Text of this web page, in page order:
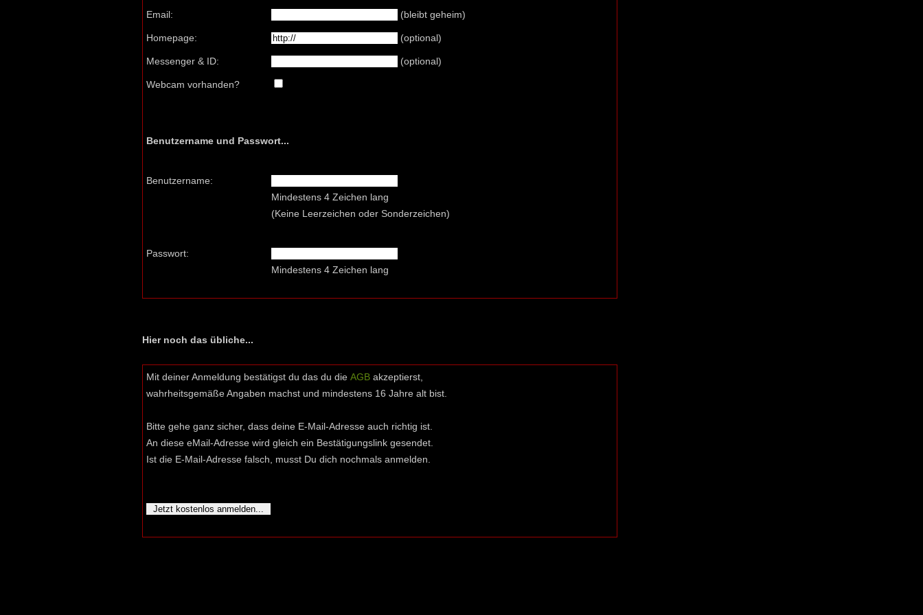
Email: (bleibt geheim)
Homepage: (optional)
Messenger & ID: (optional)
Webcam vorhanden?
Benutzername und Passwort...
Benutzername:
Mindestens 4 Zeichen lang
(Keine Leerzeichen oder Sonderzeichen)
Passwort:
Mindestens 4 Zeichen lang
Hier noch das übliche...
Mit deiner Anmeldung bestätigst du das du die AGB akzeptierst,
wahrheitsgemäße Angaben machst und mindestens 16 Jahre alt bist.
Bitte gehe ganz sicher, dass deine E-Mail-Adresse auch richtig ist.
An diese eMail-Adresse wird gleich ein Bestätigungslink gesendet.
Ist die E-Mail-Adresse falsch, musst Du dich nochmals anmelden.